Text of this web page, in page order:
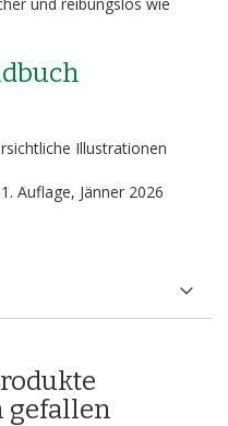
Illustrationen
Auflage, Jänner 2026
gefallen